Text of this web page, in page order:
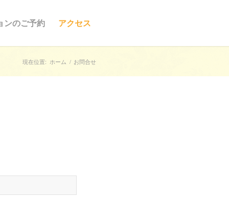
ンのご予約 アクセス
現在位置: ホーム / お問合せ